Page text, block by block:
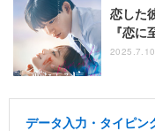
恋した
『恋に
データ入力・タイピン